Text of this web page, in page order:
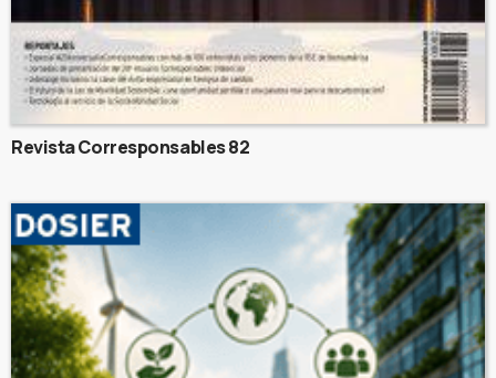
Revista Corresponsables 82